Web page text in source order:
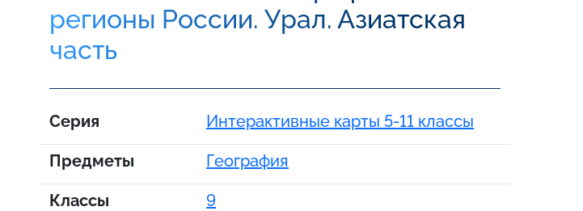
регионы России. Урал. Азиатская
часть
Серия Интерактивные карты 5-11 классы
Предметы География
Классы 9